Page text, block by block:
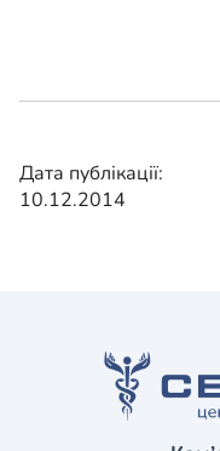
Дата публікації:
10.12.2014